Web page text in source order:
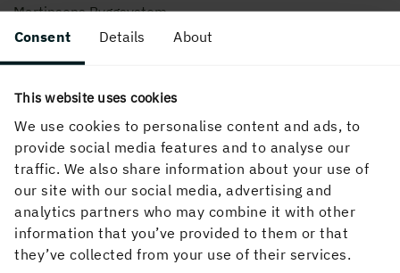
Consent Details About
This website uses cookies
We use cookies to personalise content and ads, to
provide social media features and to analyse our
traffic. We also share information about your use of
our site with our social media, advertising and
analytics partners who may combine it with other
information that you’ve provided to them or that
they’ve collected from your use of their services.
Martinsons Byggsystem.
Även Kunskapshuset i Gällivare gick till final, med
motiveringen:
”Som ett vänligt sinnat djur med en hud av blodröda
träfjäll sveper Kunskapshuset i Gällivare sig om och runt
besökaren, staden och landskapet. Kunskapshuset har
landat på en före detta parkeringsplats, kilat in sig bakom
stadens tegelröda museum, mellan köpcentret och
kyrkan, med rådhuset i ryggen – en svår tomt som den
djärvt organiska byggnaden vänder till sin fördel.
Resultatet är ett modernt kulturlandskap som står